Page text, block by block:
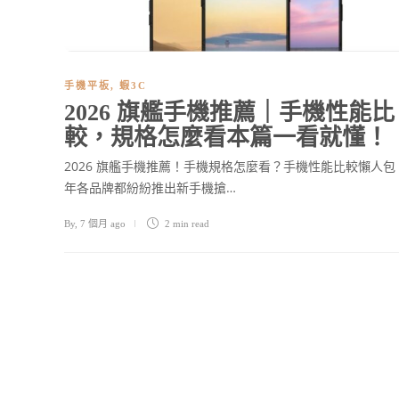
手機平板, 蝦3C
2026 旗艦手機推薦｜手機性能比
較，規格怎麼看本篇一看就懂！
2026 旗艦手機推薦！手機規格怎麼看？手機性能比較懶人包
年各品牌都紛紛推出新手機搶…
By 7 個月 ago 2 min read